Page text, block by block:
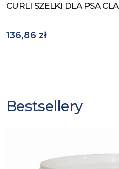
Zobacz produkt
CURLI SZELKI DLA PSA
136,86 zł
Bestsellery